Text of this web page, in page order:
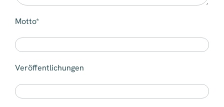
Motto*
Veröffentlichungen